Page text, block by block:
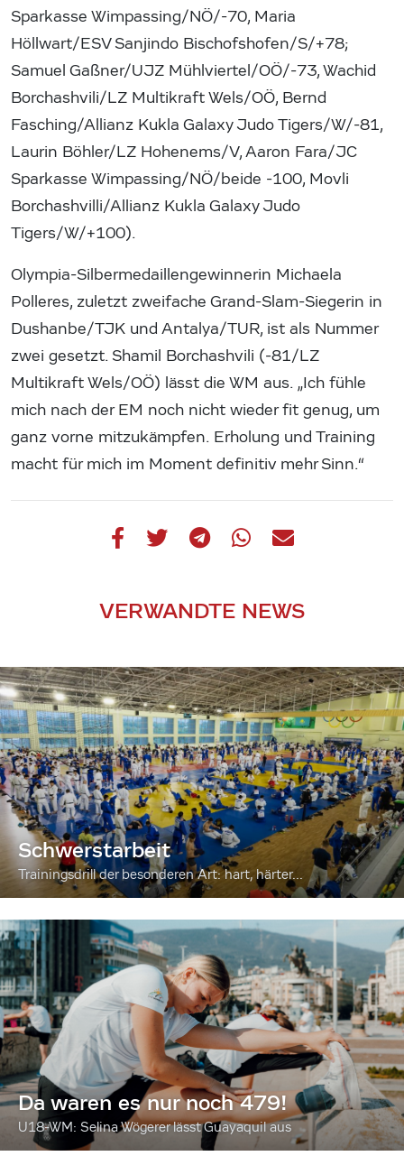
Sparkasse Wimpassing/NÖ/-70, Maria
Höllwart/ESV Sanjindo Bischofshofen/S/+78;
Samuel Gaßner/UJZ Mühlviertel/OÖ/-73, Wachid
Borchashvili/LZ Multikraft Wels/OÖ, Bernd
Fasching/Allianz Kukla Galaxy Judo Tigers/W/-81,
Laurin Böhler/LZ Hohenems/V, Aaron Fara/JC
Sparkasse Wimpassing/NÖ/beide -100, Movli
Borchashvilli/Allianz Kukla Galaxy Judo
Tigers/W/+100).
Olympia-Silbermedaillengewinnerin Michaela
Polleres, zuletzt zweifache Grand-Slam-Siegerin in
Dushanbe/TJK und Antalya/TUR, ist als Nummer
zwei gesetzt. Shamil Borchashvili (-81/LZ
Multikraft Wels/OÖ) lässt die WM aus. „Ich fühle
mich nach der EM noch nicht wieder fit genug, um
ganz vorne mitzukämpfen. Erholung und Training
macht für mich im Moment definitiv mehr Sinn.“
VERWANDTE NEWS
Schwerstarbeit
Trainingsdrill der besonderen Art: hart, härter...
Da waren es nur noch 479!
U18-WM: Selina Wögerer lässt Guayaquil aus